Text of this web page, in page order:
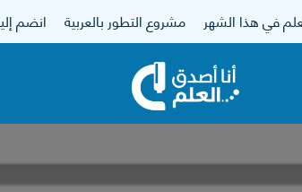
في هذا الشهر مشروع التطور بالعربية انضم